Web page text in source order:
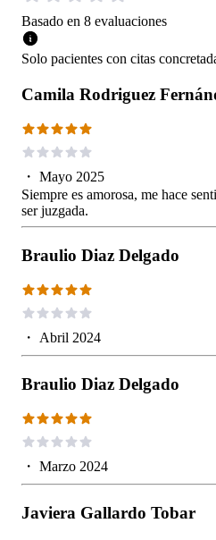
Basado en 8 evaluaciones
Solo pacientes con citas
Camila Rodriguez
・ Mayo 2025
Siempre es amorosa, me hace
ser juzgada.
Braulio Diaz Delgado
・ Abril 2024
Braulio Diaz Delgado
・ Marzo 2024
Javiera Gallardo Tobar